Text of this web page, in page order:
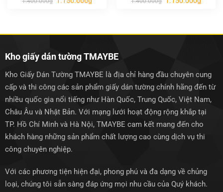
hiện
hiện
Kho giấy dán tường TMAYBE
Kho Giấy Dán Tường TMAYBE là địa chỉ hàng đầu chuyên cung
cấp và thi công các sản phẩm giấy dán tường chính hãng đến từ
nhiều quốc gia nổi tiếng như Hàn Quốc, Trung Quốc, Việt Nam,
Châu Âu và Nhật Bản. Với mạng lưới hoạt động rộng khắp tại
TP. Hồ Chí Minh và Hà Nội, TMAYBE cam kết mang đến cho
khách hàng những sản phẩm chất lượng cao cùng dịch vụ thi
công chuyên nghiệp.
Với các phương tiện hiện đại, phong phú và đa dạng về chủng
loại, chúng tôi sẵn sàng đáp ứng mọi nhu cầu của Quý khách.